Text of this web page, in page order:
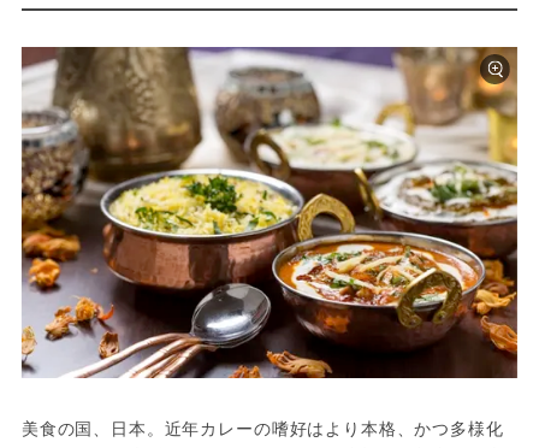
美食の国、日本。近年カレーの嗜好はより本格、かつ多様化